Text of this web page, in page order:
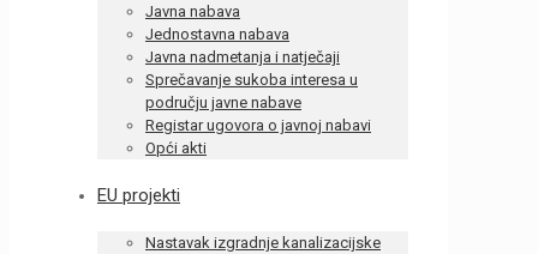
Javna nabava
Jednostavna nabava
Javna nadmetanja i natječaji
Sprečavanje sukoba interesa u
području javne nabave
Registar ugovora o javnoj nabavi
Opći akti
EU projekti
Nastavak izgradnje kanalizacijske